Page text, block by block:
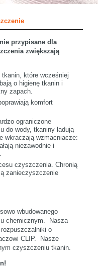
przypisane dla
zwiększają
które wcześniej
o higienę tkanin i
zapach.
komfort
ograniczone
do wody, tkaniny ładują
wkraczają wzmacniacze:
niezawodnie i
czyszczenia. Chronią
zanieczyszczenie
wbudowanego
chemicznym. Nasza
o
CLIP. Nasze
czyszczeniu tkanin.